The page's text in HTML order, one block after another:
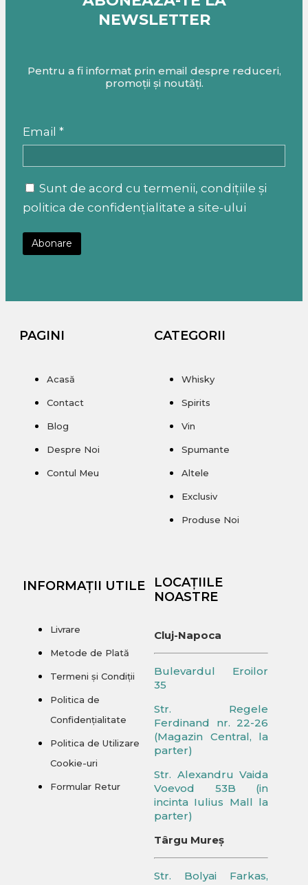
NEWSLETTER
Pentru a fi informat prin email despre reduceri,
promoții și noutăți.
Email *
Sunt de acord cu termenii, condițiile și
politica de confidențialitate a site-ului
PAGINI
Acasă
Contact
Blog
Despre Noi
Contul Meu
CATEGORII
Whisky
Spirits
Vin
Spumante
Altele
Exclusiv
Produse Noi
INFORMAȚII UTILE
Livrare
Metode de Plată
Termeni și Condiții
Politica de
Confidențialitate
Politica de Utilizare
Cookie-uri
Formular Retur
LOCAȚIILE
NOASTRE
Cluj-Napoca
Bulevardul Eroilor
35
Str. Regele
Ferdinand nr. 22-26
(Magazin Central, la
parter)
Str. Alexandru Vaida
Voevod 53B (in
incinta Iulius Mall la
parter)
Târgu Mureș
Str. Bolyai Farkas,